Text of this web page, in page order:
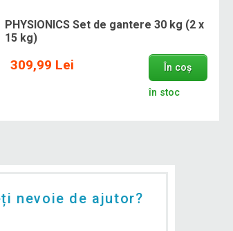
PHYSIONICS Set de gantere 30 kg (2 x
15 kg)
309,99 Lei În coș
în stoc
nevoie de ajutor?